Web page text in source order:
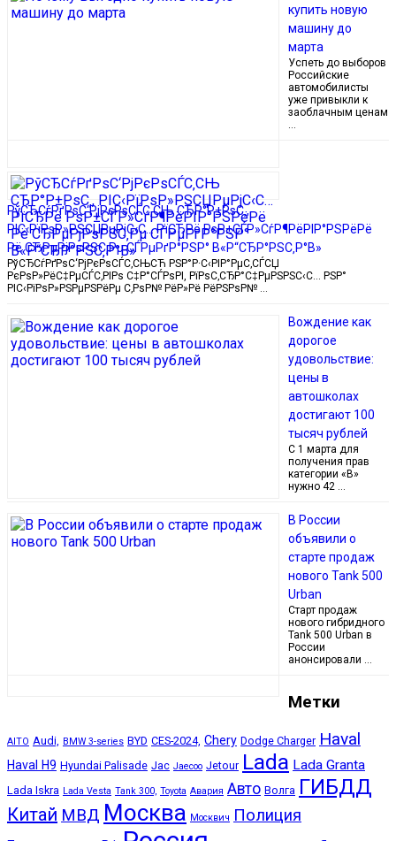
купить новую
машину до
марта
Успеть до выборов
Российские
автомобилисты
уже привыкли к
заоблачным ценам
…
РўСЂСѓРґРѕС‘РјРєРѕСЃС‚СЊ СЂР°Р±РѕС‚,
РІС‹РїРѕР»РЅСЏРµРјС‹С… РїСЂРё РѕР±СЃР»СѓР¶РёРІР°РЅРёРё
Рё СЂРµРјРѕРЅС‚Рµ СЃРµРґР°РЅР° В«Р“СЂР°РЅС‚Р°В»
РўСЂСѓРґРѕС‘РјРєРѕСЃС‚СЊСЋ РЅР°Р·С‹РІР°РµС‚СЃСЏ
РєРѕР»РёС‡РµСЃС‚РІРѕ С‡Р°СЃРѕРІ, РїРѕС‚СЂР°С‡РµРЅРЅС‹С… РЅР°
РІС‹РїРѕР»РЅРµРЅРёРµ С‚РѕР№ РёР»Рё РёРЅРѕР№ …
Вождение как
дорогое
удовольствие:
цены в
автошколах
достигают 100
тысяч рублей
С 1 марта для
получения прав
категории «В»
нужно 42 …
В России
объявили о
старте продаж
нового Tank 500
Urban
Старт продаж
нового гибридного
Tank 500 Urban в
России
анонсировали …
Метки
AITO Audi, BMW 3-series BYD CES-2024, Chery Dodge Charger Haval
Haval H9 Hyundai Palisade Jac Jaecoo Jetour Lada Lada Granta
Lada Iskra Lada Vesta Tank 300, Toyota Авария Авто Волга ГИБДД
Китай МВД Москва Москвич Полиция